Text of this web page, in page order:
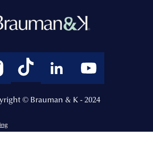
© Brauman & K - 2024